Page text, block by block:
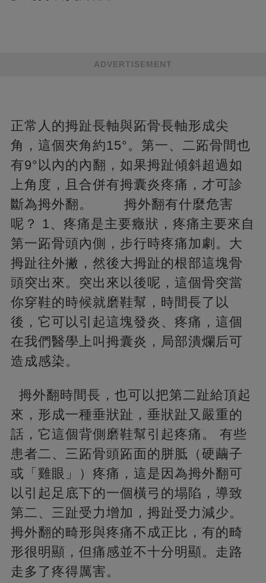
ADVERTISEMENT
正常人的拇趾長軸與跖骨長軸形成尖
角，這個夾角約15°。第一、二跖骨間也
有9°以內的內翻，如果拇趾傾斜超過如
上角度，且合併有拇囊炎疼痛，才可診
斷為拇外翻。 拇外翻有什麼危害
呢？ 1、疼痛是主要癥狀，疼痛主要來自
第一跖骨頭內側，步行時疼痛加劇。大
拇趾往外撇，然後大拇趾的根部這塊骨
頭突出來。突出來以後呢，這個骨突當
你穿鞋的時候就磨鞋幫，時間長了以
後，它可以引起這塊發炎、疼痛，這個
在我們醫學上叫拇囊炎，局部潰爛后可
造成感染。
拇外翻時間長，也可以把第二趾給頂起
來，形成一種垂狀趾，垂狀趾又嚴重的
話，它這個背側磨鞋幫引起疼痛。 有些
患者二、三跖骨頭跖面的胼胝（硬繭子
或「雞眼」）疼痛，這是因為拇外翻可
以引起足底下的一個橫弓的塌陷，導致
第二、三趾受力增加，拇趾受力減少。
拇外翻的畸形與疼痛不成正比，有的畸
形很明顯，但痛感並不十分明顯。走路
走多了疼得厲害。